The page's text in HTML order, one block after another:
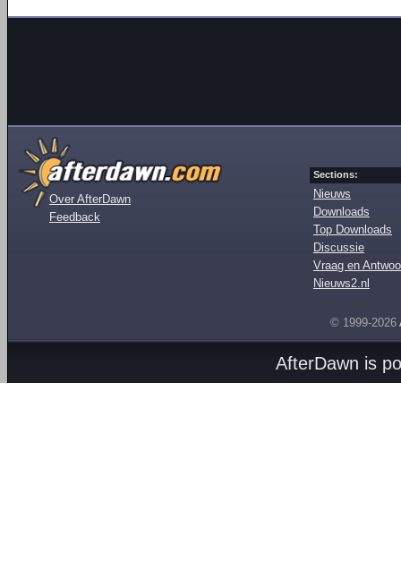
Over AfterDawn
Feedback
Sections:
Nieuws
Downloads
Top Downloads
Discussie
Vraag en
Nieuws2.nl
© 1999-2026
AfterDawn is